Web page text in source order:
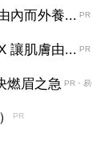
內而外養...
讓肌膚由...
燃眉之急 PR・
PR